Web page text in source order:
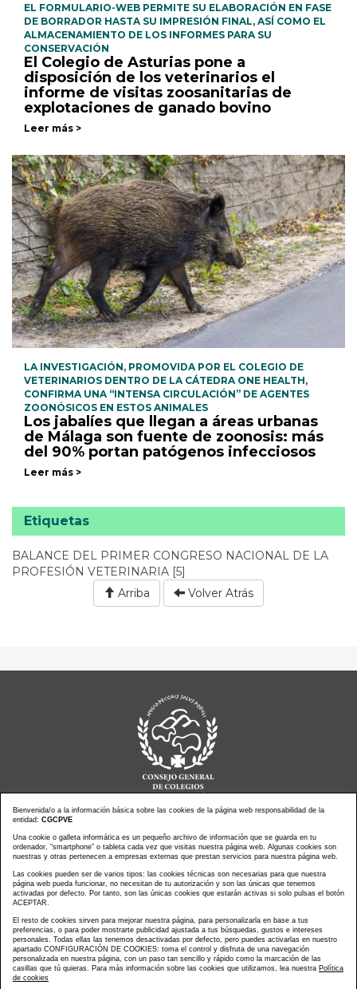
EL FORMULARIO-WEB PERMITE SU ELABORACIÓN EN FASE
DE BORRADOR HASTA SU IMPRESIÓN FINAL, ASÍ COMO EL
ALMACENAMIENTO DE LOS INFORMES PARA SU
CONSERVACIÓN
El Colegio de Asturias pone a
disposición de los veterinarios el
informe de visitas zoosanitarias de
explotaciones de ganado bovino
Leer más >
LA INVESTIGACIÓN, PROMOVIDA POR EL COLEGIO DE
VETERINARIOS DENTRO DE LA CÁTEDRA ONE HEALTH,
CONFIRMA UNA “INTENSA CIRCULACIÓN” DE AGENTES
ZOONÓSICOS EN ESTOS ANIMALES
Los jabalíes que llegan a áreas urbanas
de Málaga son fuente de zoonosis: más
del 90% portan patógenos infecciosos
Leer más >
Etiquetas
BALANCE DEL PRIMER CONGRESO NACIONAL DE LA
PROFESIÓN VETERINARIA [5]
Arriba
Volver Atrás
Noticias actualidad
Agenda de Actos
Revistas
PressClip
Multimedias
Contacto
Aviso Legal
Política Privacidad
Política Cookies
Copyright © CONSEJO GENERAL DE COLEGIOS DE LA
Bienvenida/o a la información básica sobre las cookies de la página web responsabilidad de la
entidad: CGCPVE
Una cookie o galleta informática es un pequeño archivo de información que se guarda en tu
ordenador, “smartphone” o tableta cada vez que visitas nuestra página web. Algunas cookies son
nuestras y otras pertenecen a empresas externas que prestan servicios para nuestra página web.
Las cookies pueden ser de varios tipos: las cookies técnicas son necesarias para que nuestra
página web pueda funcionar, no necesitan de tu autorización y son las únicas que tenemos
activadas por defecto. Por tanto, son las únicas cookies que estarán activas si solo pulsas el botón
ACEPTAR.
El resto de cookies sirven para mejorar nuestra página, para personalizarla en base a tus
preferencias, o para poder mostrarte publicidad ajustada a tus búsquedas, gustos e intereses
personales. Todas ellas las tenemos desactivadas por defecto, pero puedes activarlas en nuestro
apartado CONFIGURACIÓN DE COOKIES: toma el control y disfruta de una navegación
personalizada en nuestra página, con un paso tan sencillo y rápido como la marcación de las
casillas que tú quieras. Para más información sobre las cookies que utilizamos, lea nuestra Política
de cookies